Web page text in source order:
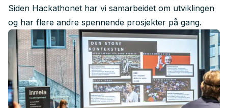
Siden Hackathonet har vi samarbeidet om utviklingen
og har flere andre spennende prosjekter på gang.